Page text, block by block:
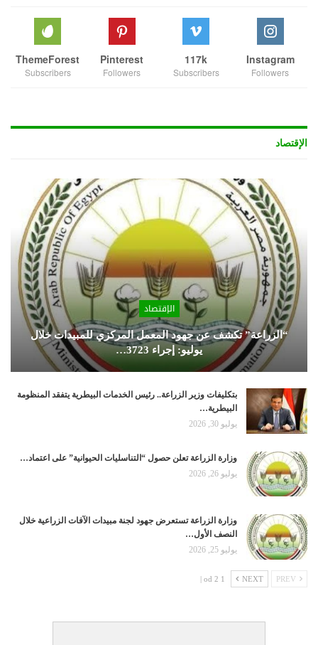
Instagram
Followers
117k
Subscribers
Pinterest
Followers
ThemeForest
Subscribers
الإقتصاد
الإقتصاد
“الزراعة” تكشف عن جهود المعمل المركزي للمبيدات خلال
يوليو: إجراء 3723…
بتكليفات وزير الزراعة.. رئيس الخدمات البيطرية يتفقد المنظومة
البيطرية…
يوليو 30, 2026
وزارة الزراعة تعلن حصول “التناسليات الحيوانية” على اعتماد…
يوليو 26, 2026
وزارة الزراعة تستعرض جهود لجنة مبيدات الآفات الزراعية خلال
النصف الأول…
يوليو 25, 2026
NEXT
1 od 2 |